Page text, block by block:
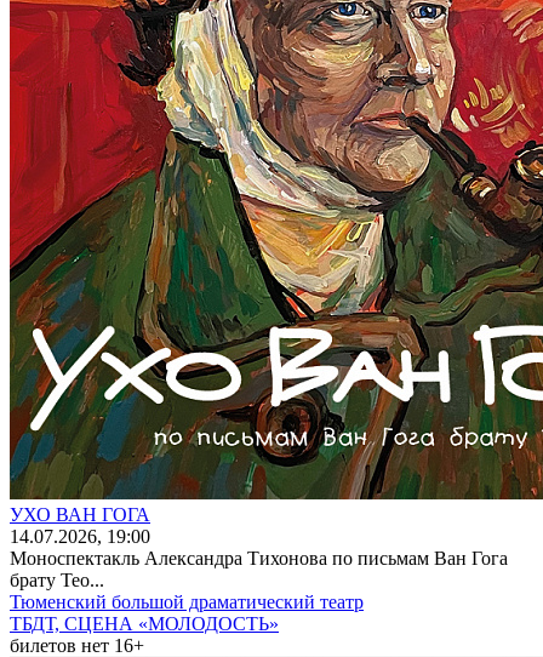
УХО ВАН ГОГА
14.07.2026, 19:00
Моноспектакль Александра Тихонова по письмам Ван Гога
брату Тео...
Тюменский большой драматический театр
ТБДТ, СЦЕНА «МОЛОДОСТЬ»
билетов нет 16+